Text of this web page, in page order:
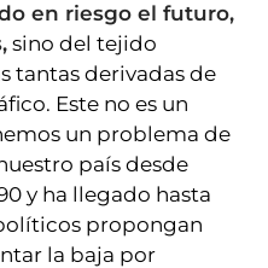
en riesgo el futuro,
sino del tejido
tantas derivadas de
Este no es un
un problema de
país desde
y ha llegado hasta
propongan
la baja por